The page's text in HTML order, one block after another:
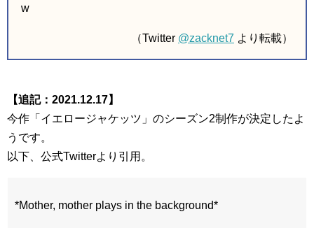
w
（Twitter @zacknet7 より転載）
【追記：2021.12.17】
今作「イエロージャケッツ」のシーズン2制作が決定したよ
うです。
以下、公式Twitterより引用。
*Mother, mother plays in the background*